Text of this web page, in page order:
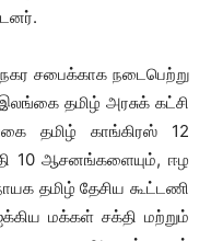
சபைக்காக நடைபெற்று
தமிழ் அரசுக் கட்சி
தமிழ் காங்கிரஸ் 12
10 ஆசனங்களையும், ஈழ
தமிழ் தேசிய கூட்டணி
மக்கள் சக்தி மற்றும்